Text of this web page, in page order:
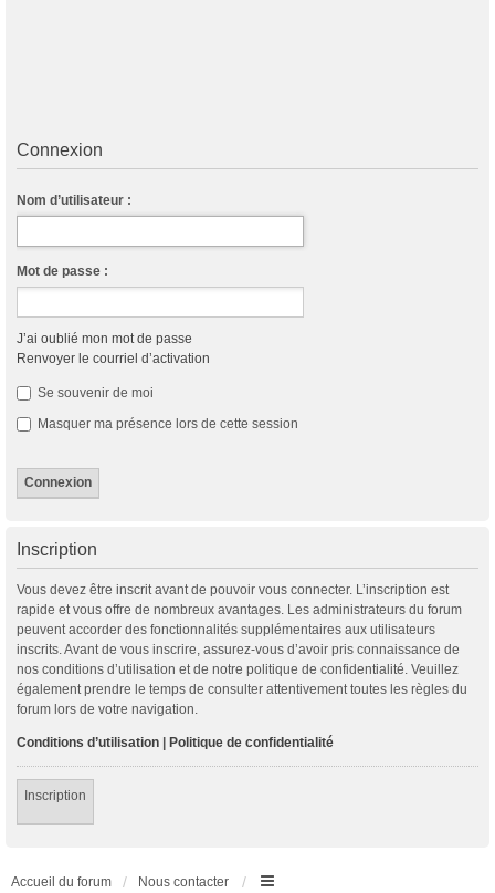
Connexion
Nom d’utilisateur :
Mot de passe :
J’ai oublié mon mot de passe
Renvoyer le courriel d’activation
Se souvenir de moi
Masquer ma présence lors de cette session
Inscription
Vous devez être inscrit avant de pouvoir vous connecter. L’inscription est
rapide et vous offre de nombreux avantages. Les administrateurs du forum
peuvent accorder des fonctionnalités supplémentaires aux utilisateurs
inscrits. Avant de vous inscrire, assurez-vous d’avoir pris connaissance de
nos conditions d’utilisation et de notre politique de confidentialité. Veuillez
également prendre le temps de consulter attentivement toutes les règles du
forum lors de votre navigation.
Conditions d’utilisation | Politique de confidentialité
Inscription
Accueil du forum Nous contacter